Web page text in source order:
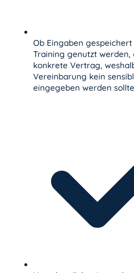
Ob Eingaben
Training genutzt werden,
konkrete Vertrag,
Vereinbarung kein
eingegeben werden